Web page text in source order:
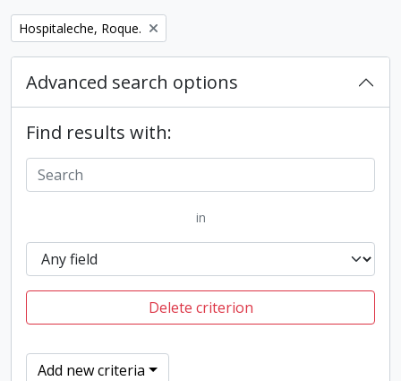
Remove filter:
Hospitaleche, Roque.
Advanced search options
Find results with:
in
Delete criterion
Add new criteria